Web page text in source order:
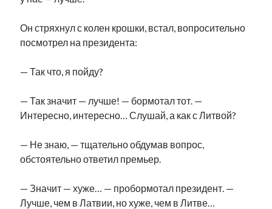
Он стряхнул с колен крошки, встал, вопросительно
посмотрел на президента:
— Так что, я пойду?
— Так значит — лучше! — бормотал тот. —
Интересно, интересно… Слушай, а как с Литвой?
— Не знаю, — тщательно обдумав вопрос,
обстоятельно ответил премьер.
— Значит — хуже… — пробормотал президент. —
Лучше, чем в Латвии, но хуже, чем в Литве…